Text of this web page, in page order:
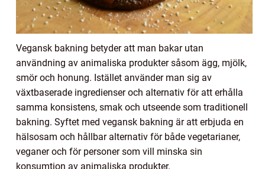
Vegansk bakning betyder att man bakar utan
användning av animaliska produkter såsom ägg, mjölk,
smör och honung. Istället använder man sig av
växtbaserade ingredienser och alternativ för att erhålla
samma konsistens, smak och utseende som traditionell
bakning. Syftet med vegansk bakning är att erbjuda en
hälsosam och hållbar alternativ för både vegetarianer,
veganer och för personer som vill minska sin
konsumtion av animaliska produkter.